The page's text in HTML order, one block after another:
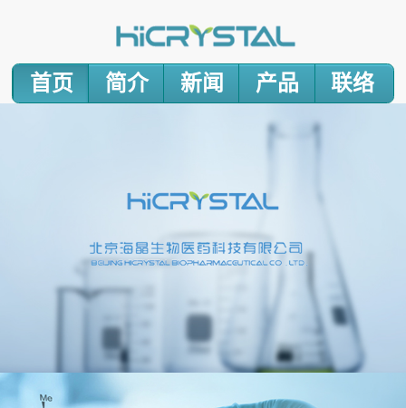
首页 简介 新闻 产品 联络